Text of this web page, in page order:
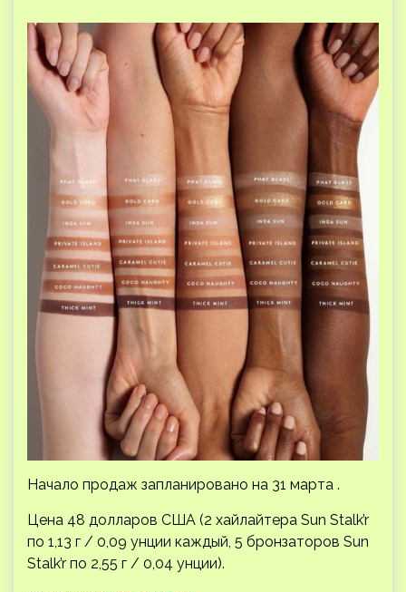
Начало продаж запланировано на 31 марта .
Цена 48 долларов США (2 хайлайтера Sun Stalk’r
по 1,13 г / 0,09 унции каждый, 5 бронзаторов Sun
Stalk’r по 2,55 г / 0,04 унции).